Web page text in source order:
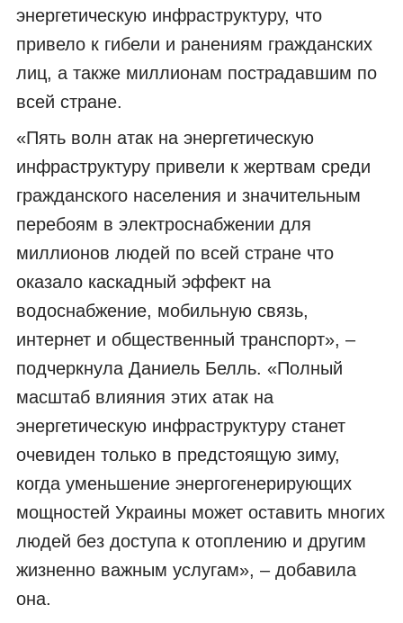
энергетическую инфраструктуру, что
привело к гибели и ранениям гражданских
лиц, а также миллионам пострадавшим по
всей стране.
«Пять волн атак на энергетическую
инфраструктуру привели к жертвам среди
гражданского населения и значительным
перебоям в электроснабжении для
миллионов людей по всей стране что
оказало каскадный эффект на
водоснабжение, мобильную связь,
интернет и общественный транспорт», –
подчеркнула Даниель Белль. «Полный
масштаб влияния этих атак на
энергетическую инфраструктуру станет
очевиден только в предстоящую зиму,
когда уменьшение энергогенерирующих
мощностей Украины может оставить многих
людей без доступа к отоплению и другим
жизненно важным услугам», – добавила
она.